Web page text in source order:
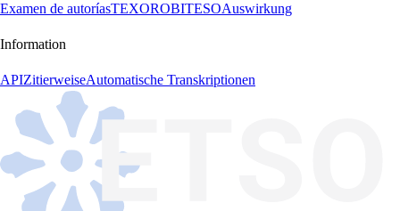
Examen de autoríasTEXOROBITESOAuswirkung
Information
APIZitierweiseAutomatische Transkriptionen